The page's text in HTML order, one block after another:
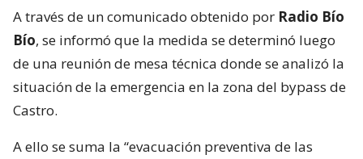
A través de un comunicado obtenido por Radio Bío
Bío, se informó que la medida se determinó luego
de una reunión de mesa técnica donde se analizó la
situación de la emergencia en la zona del bypass de
Castro.
A ello se suma la “evacuación preventiva de las